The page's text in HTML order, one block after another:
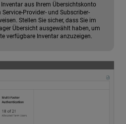
Inventar aus Ihrem Übersichtskonto
Service-Provider- und Subscriber-
Stellen Sie sicher, dass Sie im
Übersicht ausgewählt haben, um
verfügbare Inventar anzuzeigen.